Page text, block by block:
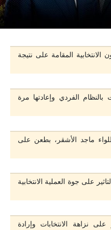
المقامة على نتيجة
بالنظام الفردي وإعادتها مرة
ماجد الأشقر، بطعن على
على جوة العملية الانتخابية
على نزاهة الانتخابات وإرادة